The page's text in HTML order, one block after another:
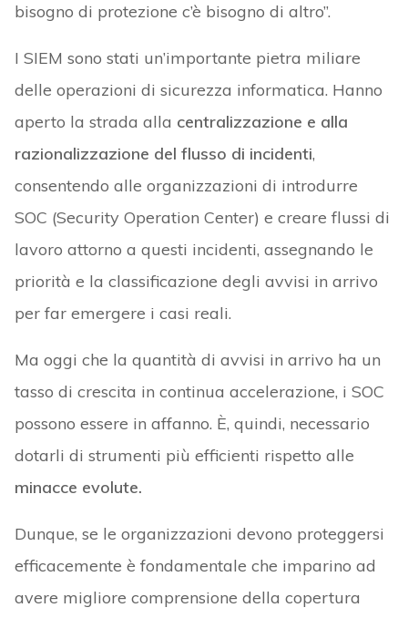
bisogno di protezione c’è bisogno di altro”.
I SIEM sono stati un’importante pietra miliare
delle operazioni di sicurezza informatica. Hanno
aperto la strada alla centralizzazione e alla
razionalizzazione del flusso di incidenti,
consentendo alle organizzazioni di introdurre
SOC (Security Operation Center) e creare flussi di
lavoro attorno a questi incidenti, assegnando le
priorità e la classificazione degli avvisi in arrivo
per far emergere i casi reali.
Ma oggi che la quantità di avvisi in arrivo ha un
tasso di crescita in continua accelerazione, i SOC
possono essere in affanno. È, quindi, necessario
dotarli di strumenti più efficienti rispetto alle
minacce evolute.
Dunque, se le organizzazioni devono proteggersi
efficacemente è fondamentale che imparino ad
avere migliore comprensione della copertura